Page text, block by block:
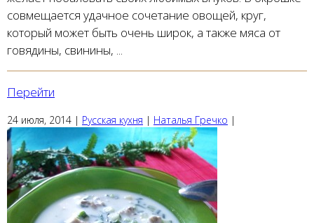
совмещается удачное сочетание овощей, круг,
который может быть очень широк, а также мяса от
говядины, свинины, ...
Перейти
24 июля, 2014 | Русская кухня | Наталья Гречко |